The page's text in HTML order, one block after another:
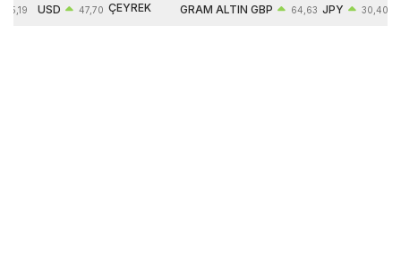
55,19 USD 47,70 ÇEYREK GRAM ALTIN GBP 64,63 JPY 30,40